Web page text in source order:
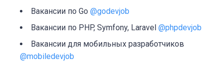
Вакансии по Go @godevjob
Вакансии по PHP, Symfony, Laravel @phpdevjob
Вакансии для мобильных разработчиков
@mobiledevjob